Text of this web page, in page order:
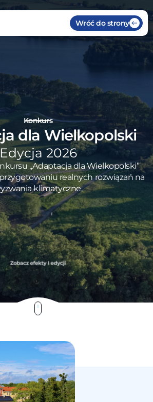
Wróć do strony
Konkurs
dla Wielkopolski
Edycja 2026
„Adaptacja dla Wielkopolski”
realnych rozwiązań na
klimatyczne.